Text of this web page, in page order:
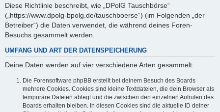
Diese Richtlinie beschreibt, wie „DPolG Tauschbörse“
(„https://www.dpolg-bpolg.de/tauschboerse“) (im Folgenden „der
Betreiber“) die Daten verwendet, die während deines Foren-
Besuchs gesammelt werden.
UMFANG UND ART DER DATENSPEICHERUNG
Deine Daten werden auf vier verschiedene Arten gesammelt:
Die Forensoftware phpBB erstellt bei deinem Besuch des Boards
mehrere Cookies. Cookies sind kleine Textdateien, die dein Browser als
temporäre Dateien ablegt und die zwischen den einzelnen Aufrufen des
Boards erhalten bleiben. In diesen Cookies sind die aktuelle ID deiner